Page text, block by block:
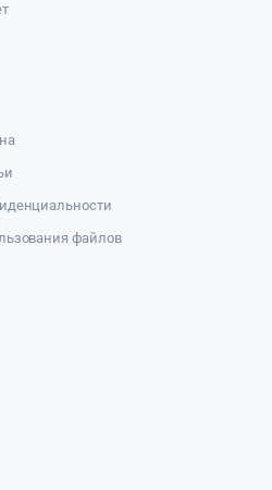
файлов